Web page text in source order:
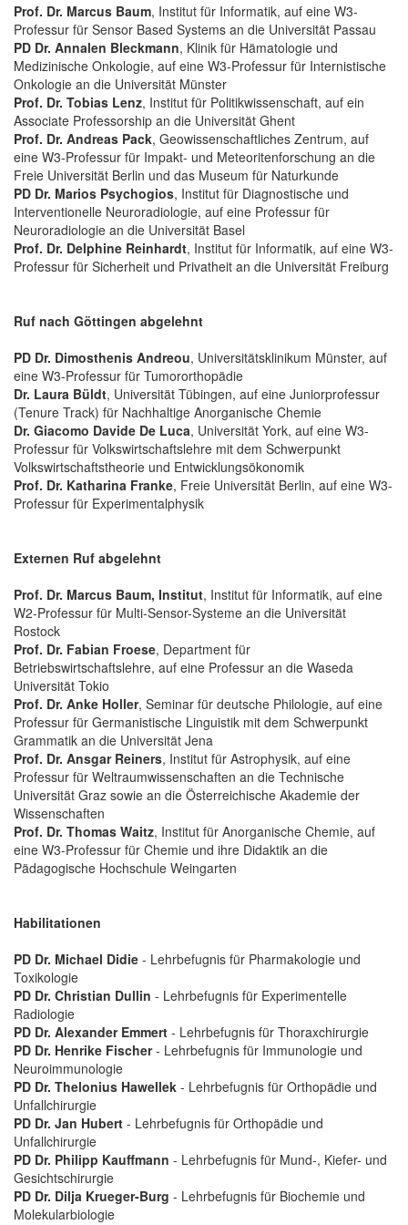
Prof. Dr. Marcus Baum, Institut für Informatik, auf eine W3-
Professur für Sensor Based Systems an die Universität Passau
PD Dr. Annalen Bleckmann, Klinik für Hämatologie und
Medizinische Onkologie, auf eine W3-Professur für Internistische
Onkologie an die Universität Münster
Prof. Dr. Tobias Lenz, Institut für Politikwissenschaft, auf ein
Associate Professorship an die Universität Ghent
Prof. Dr. Andreas Pack, Geowissenschaftliches Zentrum, auf
eine W3-Professur für Impakt- und Meteoritenforschung an die
Freie Universität Berlin und das Museum für Naturkunde
PD Dr. Marios Psychogios, Institut für Diagnostische und
Interventionelle Neuroradiologie, auf eine Professur für
Neuroradiologie an die Universität Basel
Prof. Dr. Delphine Reinhardt, Institut für Informatik, auf eine W3-
Professur für Sicherheit und Privatheit an die Universität Freiburg
Ruf nach Göttingen abgelehnt
PD Dr. Dimosthenis Andreou, Universitätsklinikum Münster, auf
eine W3-Professur für Tumororthopädie
Dr. Laura Büldt, Universität Tübingen, auf eine Juniorprofessur
(Tenure Track) für Nachhaltige Anorganische Chemie
Dr. Giacomo Davide De Luca, Universität York, auf eine W3-
Professur für Volkswirtschaftslehre mit dem Schwerpunkt
Volkswirtschaftstheorie und Entwicklungsökonomik
Prof. Dr. Katharina Franke, Freie Universität Berlin, auf eine W3-
Professur für Experimentalphysik
Externen Ruf abgelehnt
Prof. Dr. Marcus Baum, Institut, Institut für Informatik, auf eine
W2-Professur für Multi-Sensor-Systeme an die Universität
Rostock
Prof. Dr. Fabian Froese, Department für
Betriebswirtschaftslehre, auf eine Professur an die Waseda
Universität Tokio
Prof. Dr. Anke Holler, Seminar für deutsche Philologie, auf eine
Professur für Germanistische Linguistik mit dem Schwerpunkt
Grammatik an die Universität Jena
Prof. Dr. Ansgar Reiners, Institut für Astrophysik, auf eine
Professur für Weltraumwissenschaften an die Technische
Universität Graz sowie an die Österreichische Akademie der
Wissenschaften
Prof. Dr. Thomas Waitz, Institut für Anorganische Chemie, auf
eine W3-Professur für Chemie und ihre Didaktik an die
Pädagogische Hochschule Weingarten
Habilitationen
PD Dr. Michael Didie - Lehrbefugnis für Pharmakologie und
Toxikologie
PD Dr. Christian Dullin - Lehrbefugnis für Experimentelle
Radiologie
PD Dr. Alexander Emmert - Lehrbefugnis für Thoraxchirurgie
PD Dr. Henrike Fischer- Lehrbefugnis für Immunologie und
Neuroimmunologie
PD Dr. Thelonius Hawellek - Lehrbefugnis für Orthopädie und
Unfallchirurgie
PD Dr. Jan Hubert - Lehrbefugnis für Orthopädie und
Unfallchirurgie
PD Dr. Philipp Kauffmann - Lehrbefugnis für Mund-, Kiefer- und
Gesichtschirurgie
PD Dr. Dilja Krueger-Burg - Lehrbefugnis für Biochemie und
Molekularbiologie